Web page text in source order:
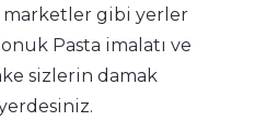
gibi yerler
Pasta imalatı ve
sizlerin damak